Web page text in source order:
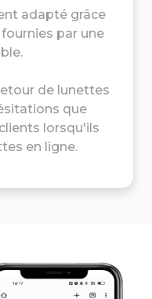
adapté grâce
par une
de lunettes
que
lorsqu'ils
en ligne.